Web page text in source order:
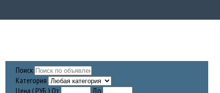
Поиск
Категория
Цена ( РУБ ) От
До